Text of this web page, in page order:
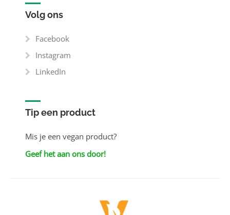
Volg ons
Facebook
Instagram
LinkedIn
Tip een product
Mis je een vegan product?
Geef het aan ons door!